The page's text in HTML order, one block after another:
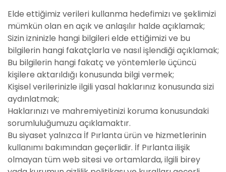
Elde ettiğimiz verileri kullanma hedefimizı ve şeklimizi
mümkün olan en açık ve anlaşılır halde açıklamak;
Sizin izninizle hangi bilgileri elde ettiğimizi ve bu
bilgilerin hangi fakatçlarla ve nasıl işlendiği açıklamak;
Bu bilgilerin hangi fakatç ve yöntemlerle üçüncü
kişilere aktarıldığı konusunda bilgi vermek;
Kişisel verilerinizle ilgili yasal haklarınız konusunda sizi
aydınlatmak;
Haklarınızı ve mahremiyetinizi koruma konusundaki
sorumluluğumuzu açıklamaktır.
Bu siyaset yalnızca İf Pırlanta ürün ve hizmetlerinin
kullanımı bakımından geçerlidir. İf Pırlanta ilişik
olmayan tüm web sitesi ve ortamlarda, ilgili birey